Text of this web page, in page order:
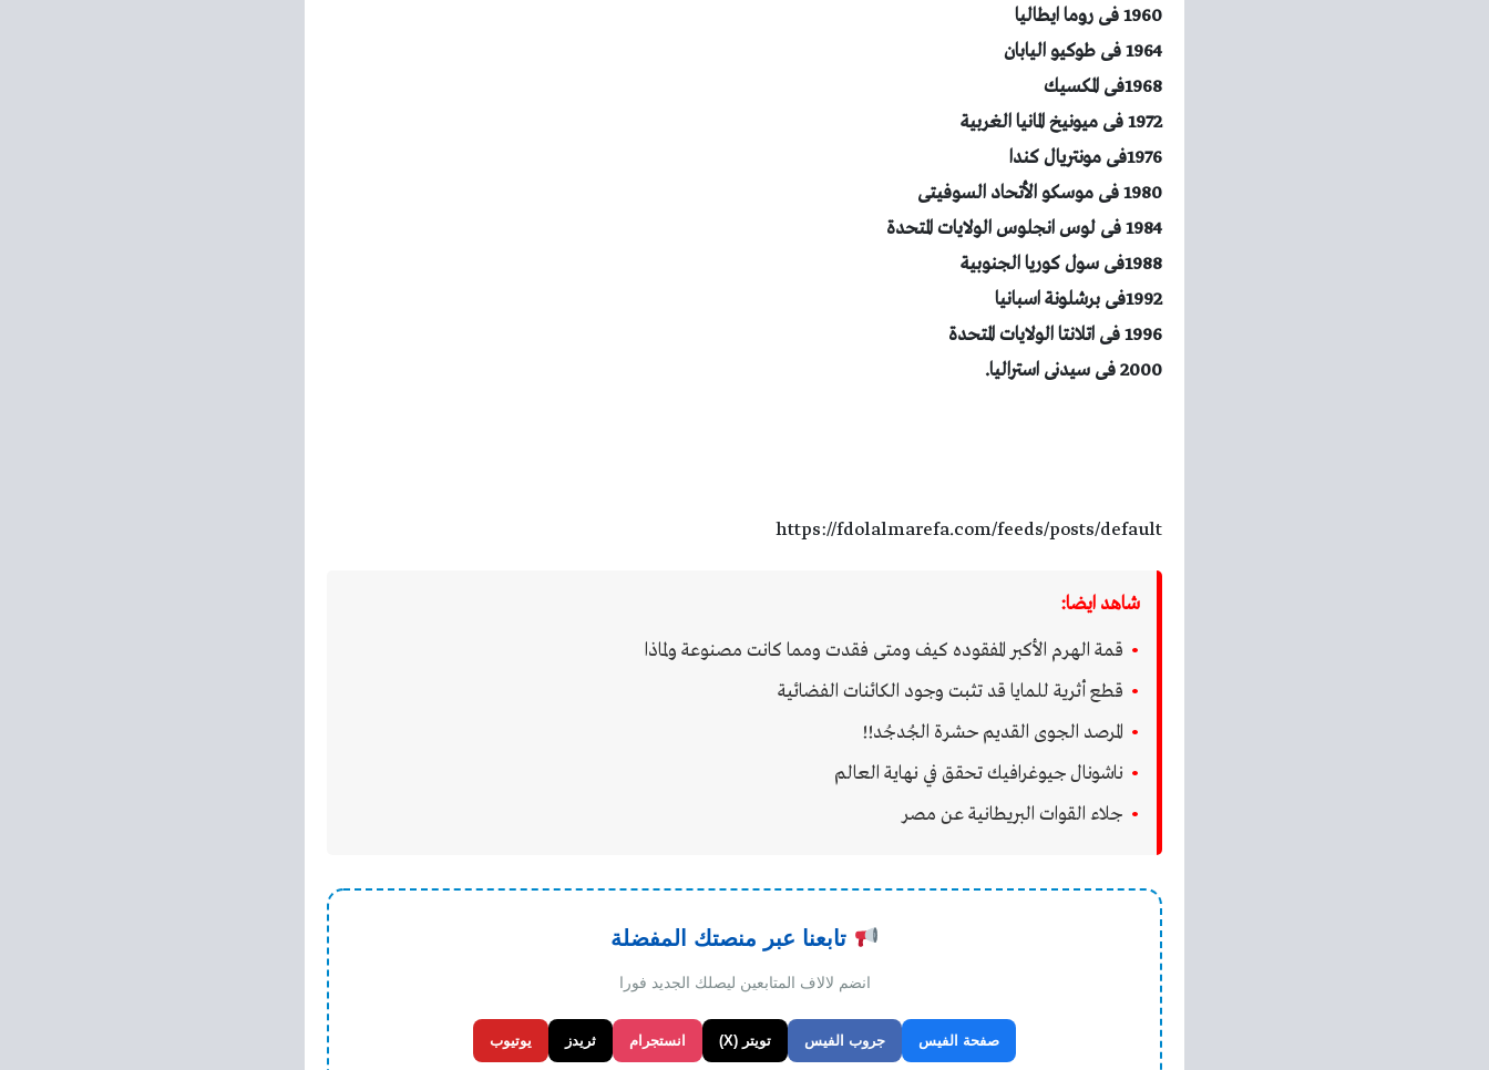
1960 فى روما ايطاليا
1964 فى طوكيو اليابان
1968فى المكسيك
1972 فى ميونيخ المانيا الغربية
1976فى مونتريال كندا
1980 فى موسكو الأتحاد السوفيتى
1984 فى لوس انجلوس الولايات المتحدة
1988فى سول كوريا الجنوبية
1992فى برشلونة اسبانيا
1996 فى اتلانتا الولايات المتحدة
2000 فى سيدنى استراليا.
https://fdolalmarefa.com/feeds/posts/default
شاهد ايضا:
قمة الهرم الأكبر المفقوده كيف ومتى فقدت ومما كانت مصنوعة ولماذا
قطع أثرية للمايا قد تثبت وجود الكائنات الفضائية
المرصد الجوى القديم حشرة الجُدجُد!!
ناشونال جيوغرافيك تحقق في نهاية العالم
جلاء القوات البريطانية عن مصر
تابعنا عبر منصتك المفضلة
انضم لالاف المتابعين ليصلك الجديد فورا
صفحة الفيس جروب الفيس تويتر (X) انستجرام ثريدز يوتيوب